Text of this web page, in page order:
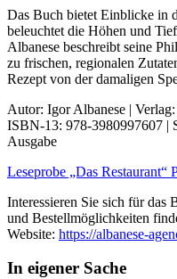
Das Buch bietet Einblicke in
beleuchtet die Höhen und
Albanese beschreibt seine
zu frischen, regionalen
Rezept von der damaligen
Autor: Igor Albanese |
ISBN-13: 978-3980997607 |
Ausgabe
Leseprobe „Das Restaurant“
Interessieren Sie sich für das
und Bestellmöglichkeiten
Website: https://albanese-
In eigener Sache